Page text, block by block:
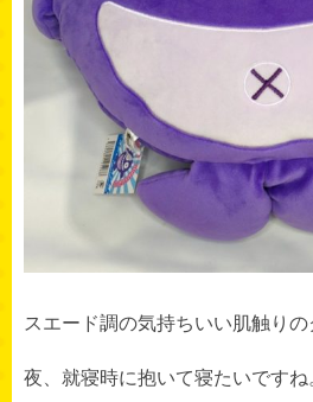
スエード調の気持ちいい肌触りの
夜、就寝時に抱いて寝たいですね